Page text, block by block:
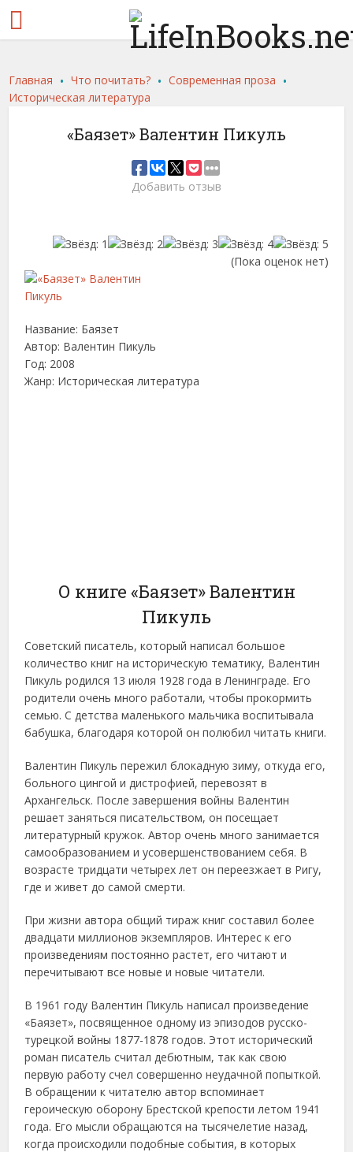
Главная .Что почитать? .Современная проза .
Историческая литература
«Баязет» Валентин Пикуль
Добавить отзыв
(Пока оценок нет)
Название: Баязет
Автор: Валентин Пикуль
Год: 2008
Жанр: Историческая литература
О книге «Баязет» Валентин
Пикуль
Советский писатель, который написал большое
количество книг на историческую тематику, Валентин
Пикуль родился 13 июля 1928 года в Ленинграде. Его
родители очень много работали, чтобы прокормить
семью. С детства маленького мальчика воспитывала
бабушка, благодаря которой он полюбил читать книги.
Валентин Пикуль пережил блокадную зиму, откуда его,
больного цингой и дистрофией, перевозят в
Архангельск. После завершения войны Валентин
решает заняться писательством, он посещает
литературный кружок. Автор очень много занимается
самообразованием и усовершенствованием себя. В
возрасте тридцати четырех лет он переезжает в Ригу,
где и живет до самой смерти.
При жизни автора общий тираж книг составил более
двадцати миллионов экземпляров. Интерес к его
произведениям постоянно растет, его читают и
перечитывают все новые и новые читатели.
В 1961 году Валентин Пикуль написал произведение
«Баязет», посвященное одному из эпизодов русско-
турецкой войны 1877-1878 годов. Этот исторический
роман писатель считал дебютным, так как свою
первую работу счел совершенно неудачной попыткой.
В обращении к читателю автор вспоминает
героическую оборону Брестской крепости летом 1941
года. Его мысли обращаются на тысячелетие назад,
когда происходили подобные события, в которых